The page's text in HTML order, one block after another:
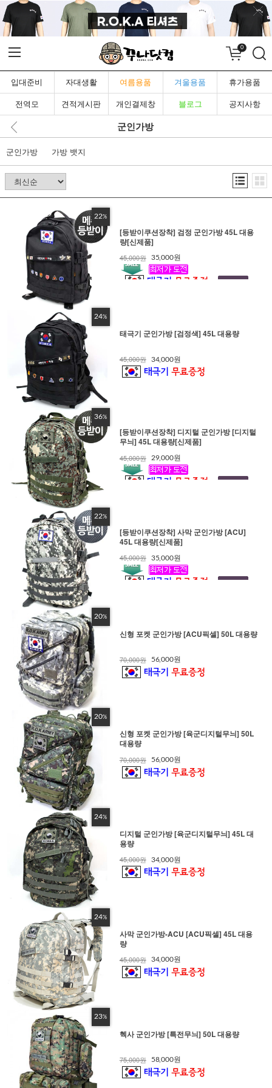
0
입대준비 자대생활 여름용품 겨울용품 휴가용품
전역모 견적게시판 개인결제창 블로그 공지사항
군인가방
군인가방 가방 뱃지
22%
[등받이쿠션장착] 검정 군인가방 45L 대용
량[신제품]
45,000원 35,000원
24%
태극기 군인가방 [검정색] 45L 대용량
45,000원 34,000원
36%
[등받이쿠션장착] 디지털 군인가방 [디지털
무늬] 45L 대용량[신제품]
45,000원 29,000원
22%
[등받이쿠션장착] 사막 군인가방 [ACU]
45L 대용량[신제품]
45,000원 35,000원
20%
신형 포켓 군인가방 [ACU픽셀] 50L 대용량
70,000원 56,000원
20%
신형 포켓 군인가방 [육군디지털무늬] 50L
대용량
70,000원 56,000원
24%
디지털 군인가방 [육군디지털무늬] 45L 대
용량
45,000원 34,000원
24%
사막 군인가방-ACU [ACU픽셀] 45L 대용
량
45,000원 34,000원
23%
헥사 군인가방 [특전무늬] 50L 대용량
75,000원 58,000원